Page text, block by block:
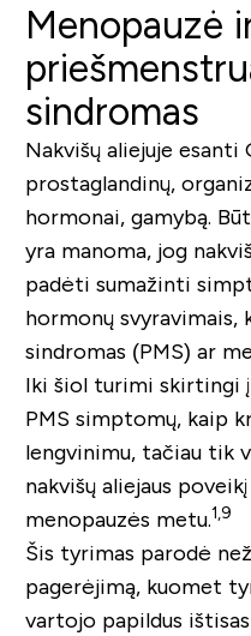
Menopauzė
sindromas
Nakvišų aliejuje esanti
prostaglandinų,
hormonai, gamybą.
yra manoma, jog
padėti sumažinti
hormonų svyravimais,
sindromas (PMS) ar
Iki šiol turimi skirtingi
PMS simptomų, kaip
lengvinimu, tačiau tik
nakvišų aliejaus
menopauzės metu.1,9
Šis tyrimas parodė
pagerėjimą, kuomet
vartojo papildus